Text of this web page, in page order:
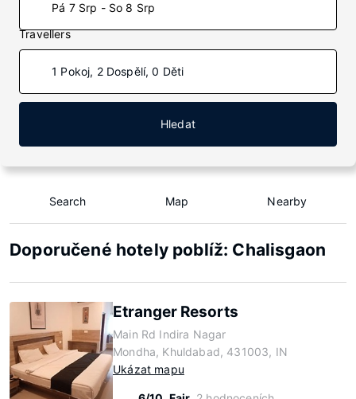
Pá 7 Srp - So 8 Srp
Travellers
1 Pokoj, 2 Dospělí, 0 Děti
Hledat
Search Map Nearby
Doporučené hotely poblíž: Chalisgaon
Etranger Resorts
Main Rd Indira Nagar
Mondha, Khuldabad, 431003, IN
Ukázat mapu